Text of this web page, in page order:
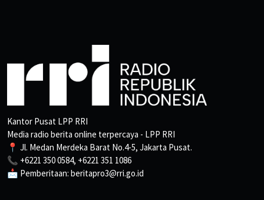
Kantor Pusat LPP RRI
Media radio berita online terpercaya - LPP RRI
📍 Jl. Medan Merdeka Barat No.4-5, Jakarta Pusat.
📞 +6221 350 0584, +6221 351 1086
📩 Pemberitaan: beritapro3@rri.go.id